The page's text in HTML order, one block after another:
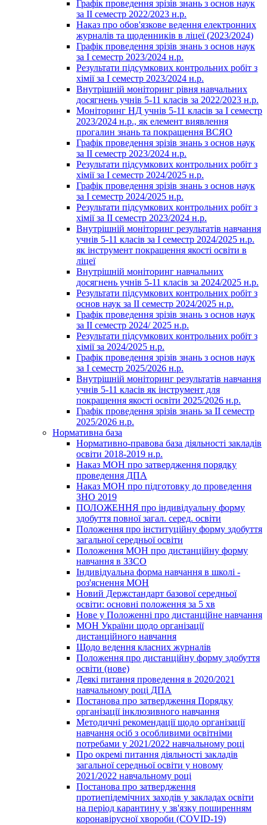
Графік проведення зрізів знань з основ наук
за ІІ семестр 2022/2023 н.р.
Наказ про обов'язкове ведення електронних
журналів та щоденників в ліцеї (2023/2024)
Графік проведення зрізів знань з основ наук
за І семестр 2023/2024 н.р.
Результати підсумкових контрольних робіт з
хімії за І семестр 2023/2024 н.р.
Внутрішній моніторинг рівня навчальних
досягнень учнів 5-11 класів за 2022/2023 н.р.
Моніторинг НД учнів 5-11 класів за І семестр
2023/2024 н.р., як елемент виявлення
прогалин знань та покращення ВСЯО
Графік проведення зрізів знань з основ наук
за ІІ семестр 2023/2024 н.р.
Результати підсумкових контрольних робіт з
хімії за І семестр 2024/2025 н.р.
Графік проведення зрізів знань з основ наук
за І семестр 2024/2025 н.р.
Результати підсумкових контрольних робіт з
хімії за ІІ семестр 2023/2024 н.р.
Внутрішній моніторинг результатів навчання
учнів 5-11 класів за І семестр 2024/2025 н.р.
як інструмент покращення якості освіти в
ліцеї
Внутрішній моніторинг навчальних
досягнень учнів 5-11 класів за 2024/2025 н.р.
Результати підсумкових контрольних робіт з
основ наук за ІІ семестр 2024/2025 н.р.
Графік проведення зрізів знань з основ наук
за ІІ семестр 2024/ 2025 н.р.
Результати підсумкових контрольних робіт з
хімії за 2024/2025 н.р.
Графік проведення зрізів знань з основ наук
за І семестр 2025/2026 н.р.
Внутрішній моніторинг результатів навчання
учнів 5-11 класів як інструмент для
покращення якості освіти 2025/2026 н.р.
Графік проведення зрізів знань за ІІ семестр
2025/2026 н.р.
Нормативна база
Нормативно-правова база діяльності закладів
освіти 2018-2019 н.р.
Наказ МОН про затвердження порядку
проведення ДПА
Наказ МОН про підготовку до проведення
ЗНО 2019
ПОЛОЖЕННЯ про індивідуальну форму
здобуття повної загал. серед. освіти
Положення про інституційну форму здобуття
загальної середньої освіти
Положення МОН про дистанційну форму
навчання в ЗЗСО
Індивідуальна форма навчання в школі -
роз'яснення МОН
Новий Держстандарт базової середньої
освіти: основні положення за 5 хв
Нове у Положенні про дистанційне навчання
МОН України щодо організації
дистанційного навчання
Щодо ведення класних журналів
Положення про дистанційну форму здобуття
освіти (нове)
Деякі питання проведення в 2020/2021
навчальному році ДПА
Постанова про затвердження Порядку
організації інклюзивного навчання
Методичні рекомендації щодо організації
навчання осіб з особливими освітніми
потребами у 2021/2022 навчальному році
Про окремі питання діяльності закладів
загальної середньої освіти у новому
2021/2022 навчальному році
Постанова про затвердження
протиепідемічних заходів у закладах освіти
на період карантину у зв'язку поширенням
коронавірусної хвороби (COVID-19)